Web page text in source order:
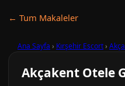
← Tum Makaleler
Ana Sayfa › Kırşehir Escort›
Akçakent Otele